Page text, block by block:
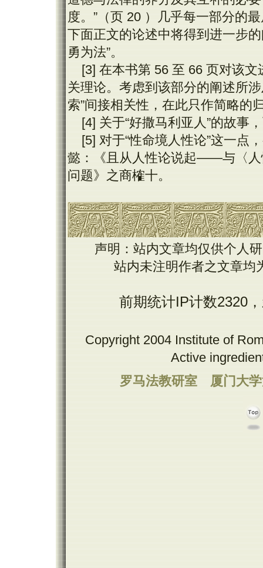
度。”（页 20 ）几乎每一部分的
下面正文的论述中将得到进一步
勇为法”。
[3] 在本书第 56 至 66 页对该
关理论。考虑到该部分的阐述所
索”间接相关性，在此只作简略的
[4] 关于“好撒马利亚人”的故事
[5] 对于“性命境人性论”这一点
懿：《且从人性论说起——与〈人
问题》之商榷十。
声明：站内文章均仅供个人
站内未注明作者之文章均
前期统计IP计数2320
Copyright 2004 Institute of
Active
罗马法教研室
厦门大